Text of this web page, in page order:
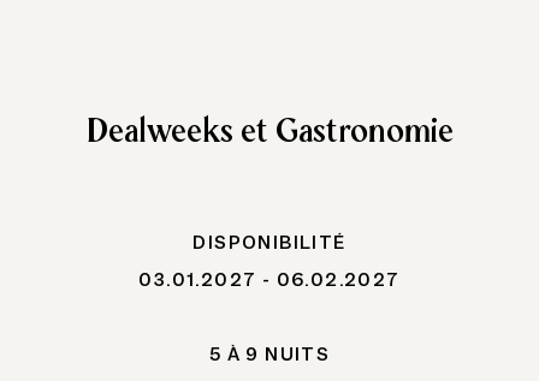
Dealweeks et Gastronomie
DISPONIBILITÉ
03.01.2027 - 06.02.2027
5 À 9 NUITS